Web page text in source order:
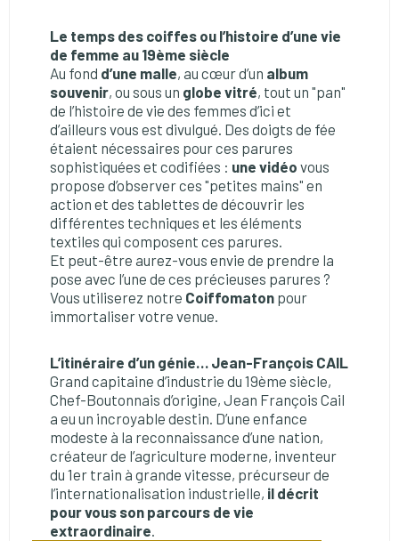
Le temps des coiffes ou l’histoire d’une vie
de femme au 19ème siècle
Au fond d’une malle, au cœur d’un album
souvenir, ou sous un globe vitré, tout un "pan"
de l’histoire de vie des femmes d’ici et
d’ailleurs vous est divulgué. Des doigts de fée
étaient nécessaires pour ces parures
sophistiquées et codifiées : une vidéo vous
propose d’observer ces "petites mains" en
action et des tablettes de découvrir les
différentes techniques et les éléments
textiles qui composent ces parures.
Et peut-être aurez-vous envie de prendre la
pose avec l’une de ces précieuses parures ?
Vous utiliserez notre Coiffomaton pour
immortaliser votre venue.
L’itinéraire d’un génie… Jean-François CAIL
Grand capitaine d’industrie du 19ème siècle,
Chef-Boutonnais d’origine, Jean François Cail
a eu un incroyable destin. D’une enfance
modeste à la reconnaissance d’une nation,
créateur de l’agriculture moderne, inventeur
du 1er train à grande vitesse, précurseur de
l’internationalisation industrielle, il décrit
pour vous son parcours de vie
extraordinaire.